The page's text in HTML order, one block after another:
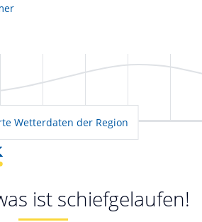
Wetterdaten der Region
ist schiefgelaufen!